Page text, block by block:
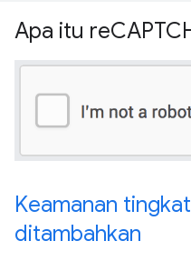
Apa itu
Keamanan
ditambahkan